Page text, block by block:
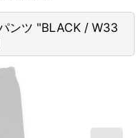
ンツ "BLACK / W33